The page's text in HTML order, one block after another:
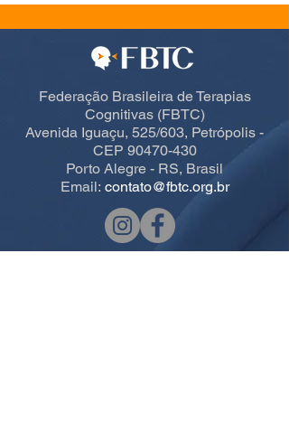
Federação Brasileira de Terapias
Cognitivas (FBTC)
Avenida Iguaçu, 525/603, Petrópolis -
CEP 90470-430
Porto Alegre - RS, Brasil
Email: contato@fbtc.org.br